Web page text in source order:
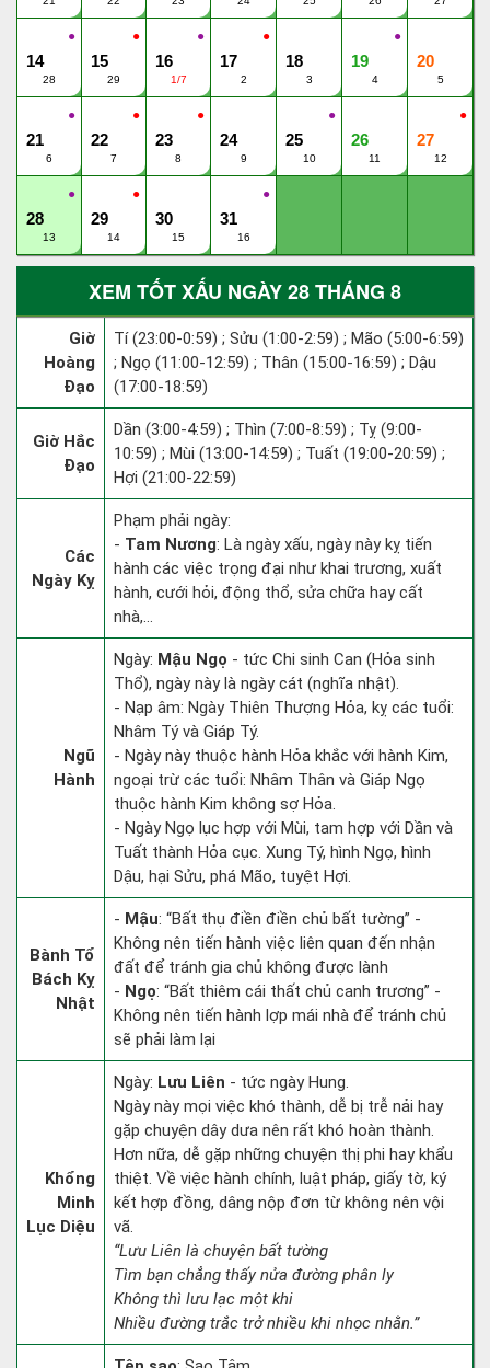
●
14
28
●
15
29
●
16
1/7
●
17
2
18
3
●
19
4
20
5
●
21
6
●
22
7
●
23
8
24
9
●
25
10
26
11
●
27
12
●
28
13
●
29
14
30
15
●
31
16
XEM TỐT XẤU NGÀY 28 THÁNG 8
Giờ
Hoàng
Đạo
Tí (23:00-0:59) ; Sửu (1:00-2:59) ; Mão (5:00-6:59)
; Ngọ (11:00-12:59) ; Thân (15:00-16:59) ; Dậu
(17:00-18:59)
Giờ Hắc
Đạo
Dần (3:00-4:59) ; Thìn (7:00-8:59) ; Tỵ (9:00-
10:59) ; Mùi (13:00-14:59) ; Tuất (19:00-20:59) ;
Hợi (21:00-22:59)
Các
Ngày Kỵ
Phạm phải ngày:
- Tam Nương: Là ngày xấu, ngày này kỵ tiến
hành các việc trọng đại như khai trương, xuất
hành, cưới hỏi, động thổ, sửa chữa hay cất
nhà,...
Ngũ
Hành
Ngày: Mậu Ngọ - tức Chi sinh Can (Hỏa sinh
Thổ), ngày này là ngày cát (nghĩa nhật).
- Nạp âm: Ngày Thiên Thượng Hỏa, kỵ các tuổi:
Nhâm Tý và Giáp Tý.
- Ngày này thuộc hành Hỏa khắc với hành Kim,
ngoại trừ các tuổi: Nhâm Thân và Giáp Ngọ
thuộc hành Kim không sợ Hỏa.
- Ngày Ngọ lục hợp với Mùi, tam hợp với Dần và
Tuất thành Hỏa cục. Xung Tý, hình Ngọ, hình
Dậu, hại Sửu, phá Mão, tuyệt Hợi.
Bành Tổ
Bách Kỵ
Nhật
- Mậu: “Bất thụ điền điền chủ bất tường” -
Không nên tiến hành việc liên quan đến nhận
đất để tránh gia chủ không được lành
- Ngọ: “Bất thiêm cái thất chủ canh trương” -
Không nên tiến hành lợp mái nhà để tránh chủ
sẽ phải làm lại
Khổng
Minh
Lục Diệu
Ngày: Lưu Liên - tức ngày Hung.
Ngày này mọi việc khó thành, dễ bị trễ nải hay
gặp chuyện dây dưa nên rất khó hoàn thành.
Hơn nữa, dễ gặp những chuyện thị phi hay khẩu
thiệt. Về việc hành chính, luật pháp, giấy tờ, ký
kết hợp đồng, dâng nộp đơn từ không nên vội
vã.
“Lưu Liên là chuyện bất tường
Tìm bạn chẳng thấy nửa đường phân ly
Không thì lưu lạc một khi
Nhiều đường trắc trở nhiều khi nhọc nhằn.”